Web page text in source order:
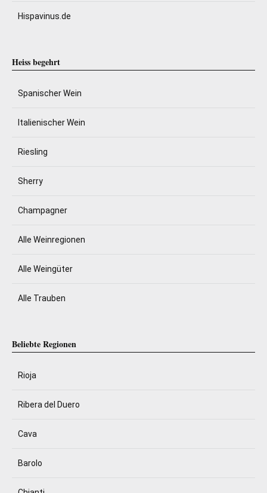
Hispavinus.de
Heiss begehrt
Spanischer Wein
Italienischer Wein
Riesling
Sherry
Champagner
Alle Weinregionen
Alle Weingüter
Alle Trauben
Beliebte Regionen
Rioja
Ribera del Duero
Cava
Barolo